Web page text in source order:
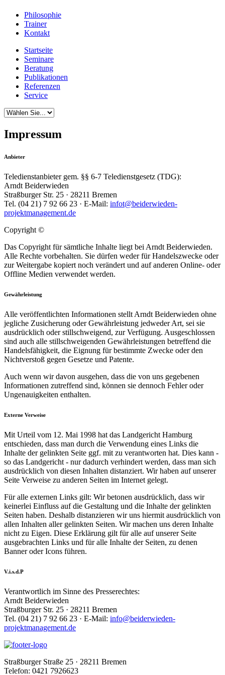
Philosophie
Trainer
Kontakt
Startseite
Seminare
Beratung
Publikationen
Referenzen
Service
Impressum
Anbieter
Teledienstanbieter gem. §§ 6-7 Teledienstgesetz (TDG):
Arndt Beiderwieden
Straßburger Str. 25 · 28211 Bremen
Tel. (04 21) 7 92 66 23 · E-Mail: infot@beiderwieden-
projektmanagement.de
Copyright ©
Das Copyright für sämtliche Inhalte liegt bei Arndt Beiderwieden.
Alle Rechte vorbehalten. Sie dürfen weder für Handelszwecke oder
zur Weitergabe kopiert noch verändert und auf anderen Online- oder
Offline Medien verwendet werden.
Gewährleistung
Alle veröffentlichten Informationen stellt Arndt Beiderwieden ohne
jegliche Zusicherung oder Gewährleistung jedweder Art, sei sie
ausdrücklich oder stillschweigend, zur Verfügung. Ausgeschlossen
sind auch alle stillschweigenden Gewährleistungen betreffend die
Handelsfähigkeit, die Eignung für bestimmte Zwecke oder den
Nichtverstoß gegen Gesetze und Patente.
Auch wenn wir davon ausgehen, dass die von uns gegebenen
Informationen zutreffend sind, können sie dennoch Fehler oder
Ungenauigkeiten enthalten.
Externe Verweise
Mit Urteil vom 12. Mai 1998 hat das Landgericht Hamburg
entschieden, dass man durch die Verwendung eines Links die
Inhalte der gelinkten Seite ggf. mit zu verantworten hat. Dies kann -
so das Landgericht - nur dadurch verhindert werden, dass man sich
ausdrücklich von diesen Inhalten distanziert. Wir haben auf unserer
Seite Verweise zu anderen Seiten im Internet gelegt.
Für alle externen Links gilt: Wir betonen ausdrücklich, dass wir
keinerlei Einfluss auf die Gestaltung und die Inhalte der gelinkten
Seiten haben. Deshalb distanzieren wir uns hiermit ausdrücklich von
allen Inhalten aller gelinkten Seiten. Wir machen uns deren Inhalte
nicht zu Eigen. Diese Erklärung gilt für alle auf unserer Seite
ausgebrachten Links und für alle Inhalte der Seiten, zu denen
Banner oder Icons führen.
V.i.s.d.P
Verantwortlich im Sinne des Presserechtes:
Arndt Beiderwieden
Straßburger Str. 25 · 28211 Bremen
Tel. (04 21) 7 92 66 23 · E-Mail: info@beiderwieden-
projektmanagement.de
Straßburger Straße 25 · 28211 Bremen
Telefon: 0421 7926623